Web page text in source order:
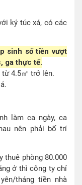
ký túc xá, có các
sinh số tiền vượt
ga thực tế.
từ 4.5㎡ trở lên.
làm ca ngày, ca
nên phải bố trí
thuê phòng 80.000
ở thì công ty chỉ
tháng tiền nhà